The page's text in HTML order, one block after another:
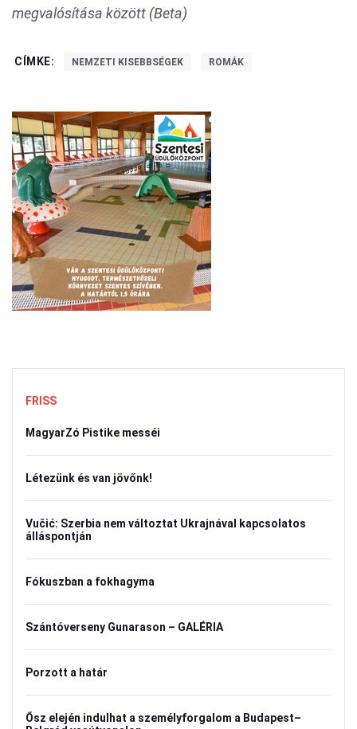
megvalósítása között (Beta)
CÍMKE: NEMZETI KISEBBSÉGEK ROMÁK
FRISS
MagyarZó Pistike messéi
Létezünk és van jövőnk!
Vučić: Szerbia nem változtat Ukrajnával kapcsolatos
álláspontján
Fókuszban a fokhagyma
Szántóverseny Gunarason – GALÉRIA
Porzott a határ
Ősz elején indulhat a személyforgalom a Budapest–